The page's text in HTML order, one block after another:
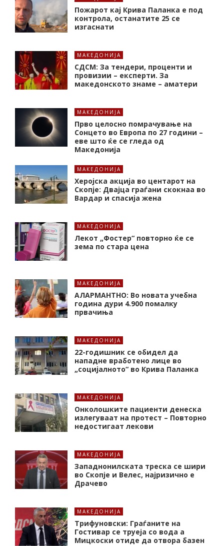
Пожарот кај Крива Паланка е под
контрола, останатите 25 се
изгаснати
МАКЕДОНИЈА
СДСМ: За тендери, проценти и
провизии – експерти. За
македонското знаме – аматери
МАКЕДОНИЈА
Прво целосно помрачување на
Сонцето во Европа по 27 години –
еве што ќе се гледа од
Македонија
МАКЕДОНИЈА
Херојска акција во центарот на
Скопје: Двајца граѓани скокнаа во
Вардар и спасија жена
МАКЕДОНИЈА
Лекот „Фостер“ повторно ќе се
зема по стара цена
МАКЕДОНИЈА
АЛАРМАНТНО: Во новата учебна
година дури 4.900 помалку
првачиња
МАКЕДОНИЈА
22-годишник се обидел да
нападне вработено лице во
„социјалното“ во Крива Паланка
МАКЕДОНИЈА
Онколошките пациенти денеска
излегуваат на протест – Повторно
недостигаат лекови
МАКЕДОНИЈА
Западнонилската треска се шири
во Скопје и Велес, најризично е
Драчево
МАКЕДОНИЈА
Трифуновски: Граѓаните на
Гостивар се труеја со вода а
Мицкоски отиде да отвора базен